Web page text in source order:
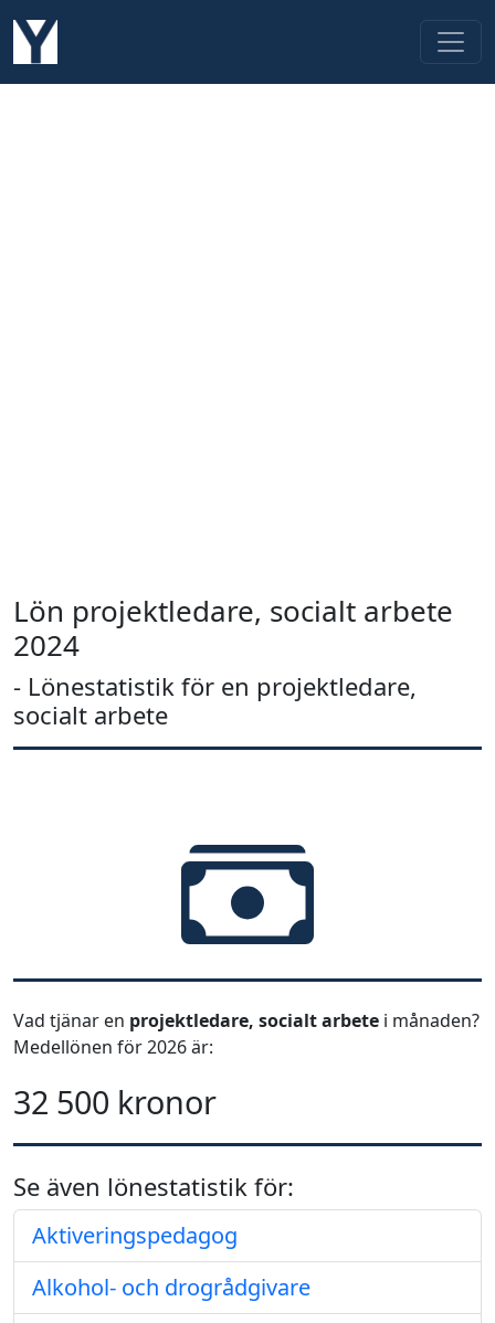
Lön projektledare, socialt arbete
2024
- Lönestatistik för en projektledare,
socialt arbete
Vad tjänar en projektledare, socialt arbete i månaden?
Medellönen för 2026 är:
32 500 kronor
Se även lönestatistik för:
Aktiveringspedagog
Alkohol- och drogrådgivare